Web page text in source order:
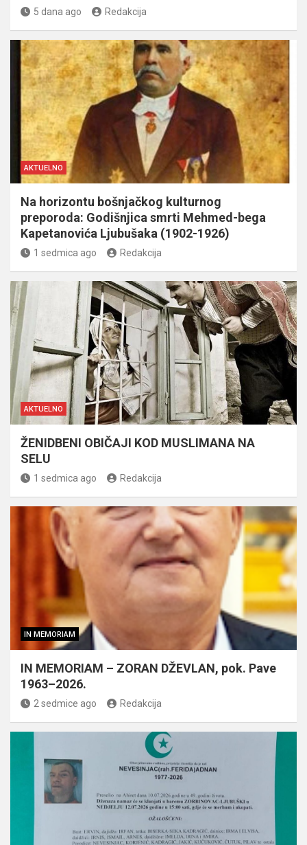
5 dana ago Redakcija
AKTUELNO
Na horizontu bošnjačkog kulturnog
preporoda: Godišnjica smrti Mehmed-bega
Kapetanovića Ljubušaka (1902-1926)
1 sedmica ago Redakcija
AKTUELNO
ŽENIDBENI OBIČAJI KOD MUSLIMANA NA
SELU
1 sedmica ago Redakcija
IN MEMORIAM
IN MEMORIAM – ZORAN DŽEVLAN, pok. Pave
1963–2026.
2 sedmice ago Redakcija